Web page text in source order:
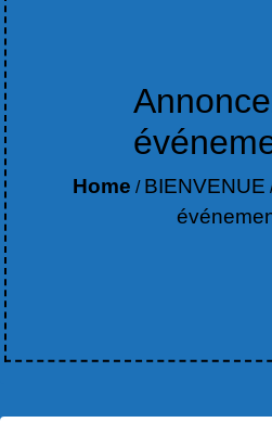
Home / BIENVENUE